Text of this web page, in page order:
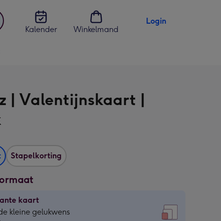
Kalender
Winkelmand
Login
| Valentijnskaart |
Stapelkorting
kaart
kleine gelukwens